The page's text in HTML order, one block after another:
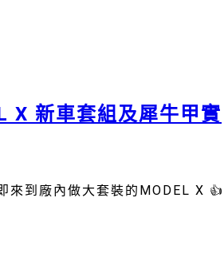
X 新車套組及犀牛甲實
來到廠內做大套裝的MODEL X 👍